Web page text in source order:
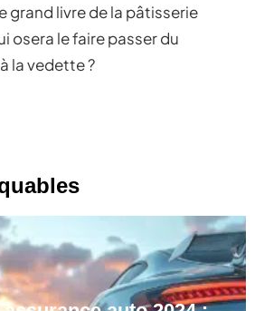
grand livre de la pâtisserie
osera le faire passer du
la vedette ?